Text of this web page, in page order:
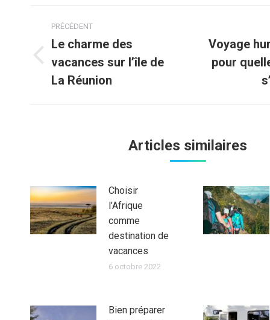
Navigation
article
PRÉCÉDENT
Article
précédent
Le charme des
vacances sur l’île de
La Réunion
Article
Voyage
pour
Articles similaires
Choisir
l’Afrique
comme
destination de
vacances
6 octobre 2022
Bien préparer